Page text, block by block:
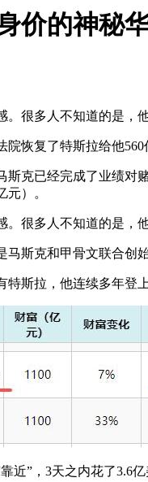
价的神秘
很多人不知道的是，
恢复了特斯拉给他560
斯克已经完成了业绩
元）。
很多人不知道的是，
斯克和甲骨文联合创
斯拉，他连续多年登
近”，3天之内花了3.6